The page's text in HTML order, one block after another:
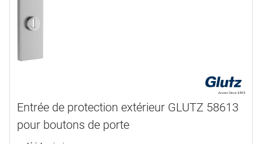
Entrée de protection extérieur GLUTZ 58613
pour boutons de porte